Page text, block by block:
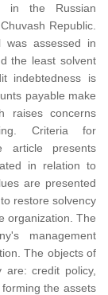
in the Russian
Republic.
was assessed in
the least solvent
indebtedness is
payable make
raises concerns
Criteria for
article presents
in relation to
are presented
restore solvency
organization. The
management
The objects of
credit policy,
the assets